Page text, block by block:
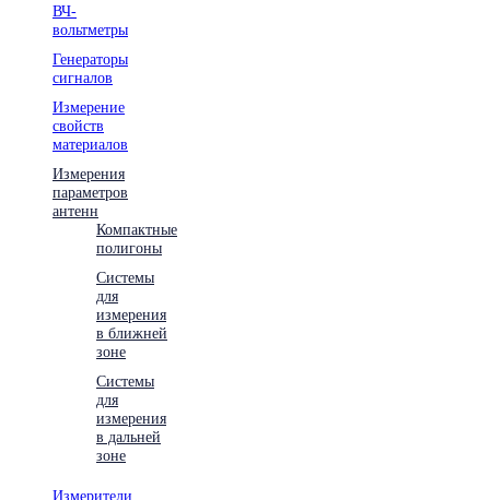
ВЧ-
вольтметры
Генераторы
сигналов
Измерение
свойств
материалов
Измерения
параметров
антенн
Компактные
полигоны
Системы
для
измерения
в ближней
зоне
Системы
для
измерения
в дальней
зоне
Измерители